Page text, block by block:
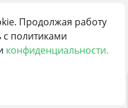
Продолжая работу
с политиками
конфиденциальности.